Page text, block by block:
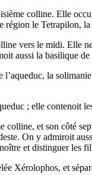
colline. Elle
région le Tetrapilon,
vers le midi. Elle
aussi la basilique
l’aqueduc, la
; elle contenoit
colline, et son côté
On y admiroit
et distinguer les
Xérolophos, et